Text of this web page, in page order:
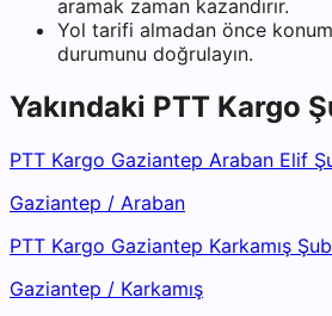
aramak zaman kazandırır.
Yol tarifi almadan önce
durumunu doğrulayın.
Yakındaki PTT Kargo
PTT Kargo Gaziantep Araban Elif
Gaziantep / Araban
PTT Kargo Gaziantep Karkamış
Gaziantep / Karkamış